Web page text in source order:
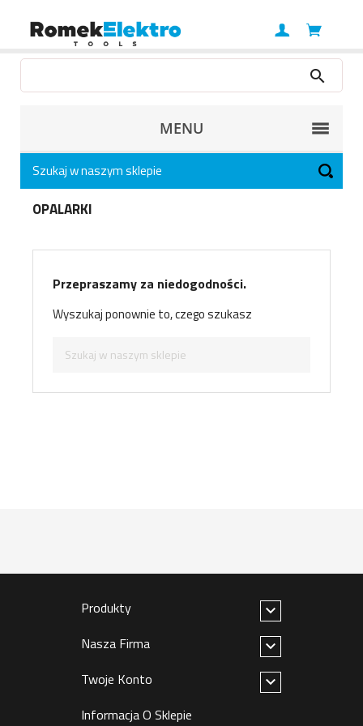
MENU
OPALARKI
Przepraszamy za niedogodności.
Wyszukaj ponownie to, czego szukasz
Produkty

Nasza Firma

Twoje Konto

Informacja O Sklepie